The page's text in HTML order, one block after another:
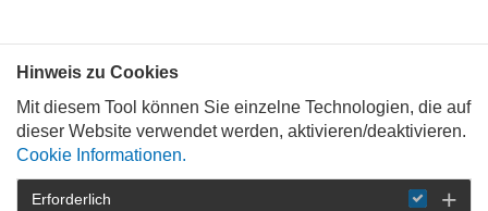
STARTSEITE DETAIL
Hinweis zu Cookies
Mit diesem Tool können Sie einzelne Technologien, die auf
dieser Website verwendet werden, aktivieren/deaktivieren.
Cookie Informationen.
Erforderlich